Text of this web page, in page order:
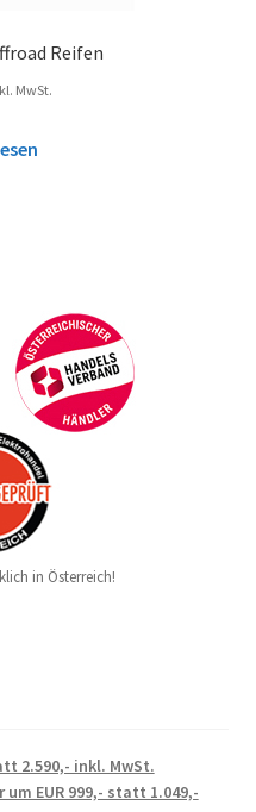
Reifen
MwSt.
in Österreich!
2.590,- inkl. MwSt.
EUR 999,- statt 1.049,-